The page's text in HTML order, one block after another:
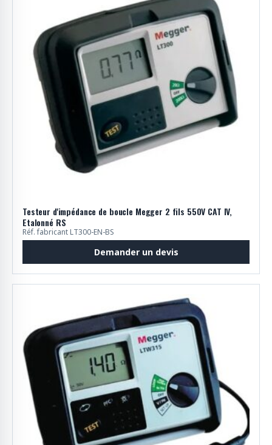
Testeur d'impédance de boucle Megger 2 fils 550V CAT IV,
Etalonné RS
Réf. fabricant LT300-EN-BS
Demander un devis